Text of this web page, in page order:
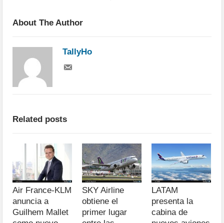
About The Author
TallyHo
Related posts
Air France-KLM
anuncia a
Guilhem Mallet
SKY Airline
obtiene el
primer lugar
LATAM
presenta la
cabina de